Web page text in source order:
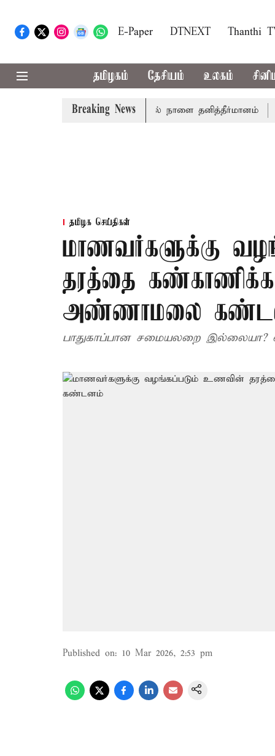
E-Paper DTNEXT Thanthi
தமிழகம் தேசியம் உலகம்
Breaking News
வாழ்த்து: சட்டமன்றத்தில் நாளை தனித்தீர்மானம் 23
தமிழக செய்திகள்
மாணவர்களுக்கு
தரத்தை
அண்ணாமலை
பாதுகாப்பான சமையலறை
Published on: 10 Mar 2026, 2:53 pm